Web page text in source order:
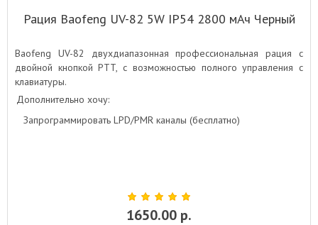
Рация Baofeng UV-82 5W IP54 2800 мАч Черный
Baofeng UV-82 двухдиапазонная профессиональная рация с
двойной кнопкой PTT, с возможностью полного управления с
клавиатуры.
Дополнительно хочу:
Запрограммировать LPD/PMR каналы (бесплатно)
1650.00 р.